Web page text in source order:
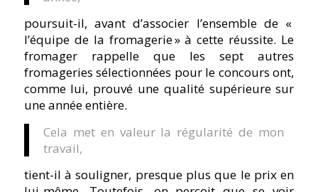
poursuit-il, avant d’associer l’ensemble de «
l’équipe de la fromagerie » à cette réussite. Le
fromager rappelle que les sept autres
fromageries sélectionnées pour le concours ont,
comme lui, prouvé une qualité supérieure sur
une année entière.
Cela met en valeur la régularité de mon
travail,
tient-il à souligner, presque plus que le prix en